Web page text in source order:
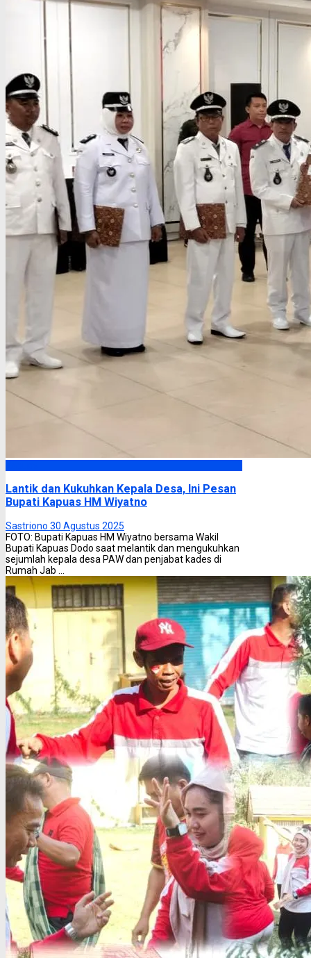
Lantik dan Kukuhkan Kepala Desa, Ini Pesan
Bupati Kapuas HM Wiyatno
Sastriono 30 Agustus 2025
FOTO: Bupati Kapuas HM Wiyatno bersama Wakil
Bupati Kapuas Dodo saat melantik dan mengukuhkan
sejumlah kepala desa PAW dan penjabat kades di
Rumah Jab ...